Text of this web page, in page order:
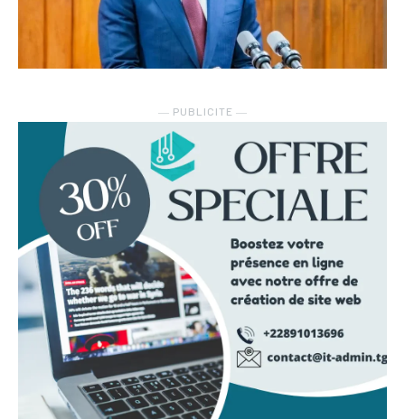
― PUBLICITE ―